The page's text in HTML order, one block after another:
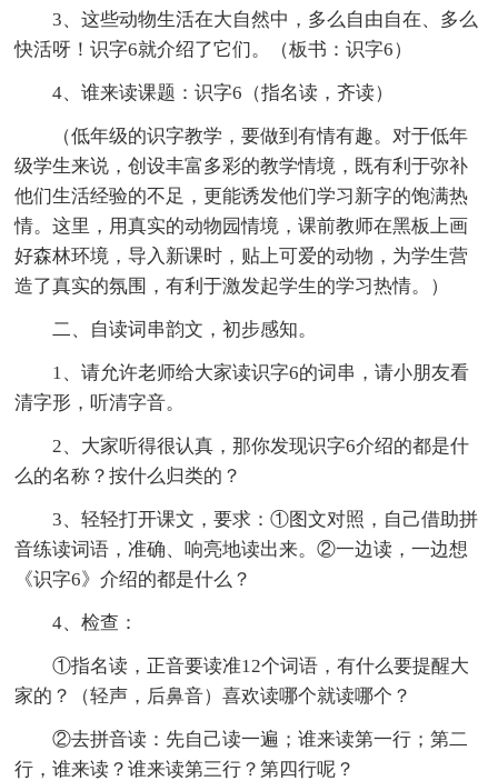
3、这些动物生活在大自然中，多么自由自在、多么
快活呀！识字6就介绍了它们。（板书：识字6）
4、谁来读课题：识字6（指名读，齐读）
（低年级的识字教学，要做到有情有趣。对于低年
级学生来说，创设丰富多彩的教学情境，既有利于弥补
他们生活经验的不足，更能诱发他们学习新字的饱满热
情。这里，用真实的动物园情境，课前教师在黑板上画
好森林环境，导入新课时，贴上可爱的动物，为学生营
造了真实的氛围，有利于激发起学生的学习热情。）
二、自读词串韵文，初步感知。
1、请允许老师给大家读识字6的词串，请小朋友看
清字形，听清字音。
2、大家听得很认真，那你发现识字6介绍的都是什
么的名称？按什么归类的？
3、轻轻打开课文，要求：①图文对照，自己借助拼
音练读词语，准确、响亮地读出来。②一边读，一边想
《识字6》介绍的都是什么？
4、检查：
①指名读，正音要读准12个词语，有什么要提醒大
家的？（轻声，后鼻音）喜欢读哪个就读哪个？
②去拼音读：先自己读一遍；谁来读第一行；第二
行，谁来读？谁来读第三行？第四行呢？